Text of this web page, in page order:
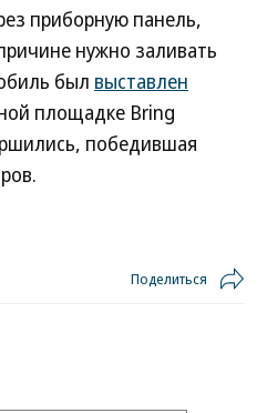
приборную панель,
нужно заливать
был выставлен
площадке Bring
победившая
Поделиться